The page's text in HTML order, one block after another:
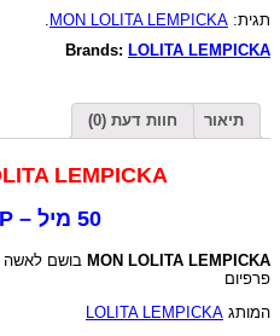
לאשה
לוליטה
מיל
תגית: MON LOLITA LEMPICKA
Brands: LOLITA LEMPICKA
תיאור חוות דעת (0)
MON LOLITA LEMPICKA בושם לאשה
פרפיום
המותג LOLITA LEMPICKA